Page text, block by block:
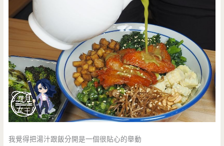
我覺得把湯汁跟飯分開是一個很貼心的舉動